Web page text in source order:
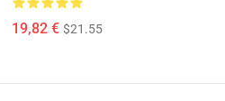
19,82 € $21.55